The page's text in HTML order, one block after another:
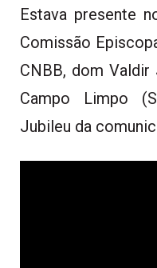
Estava presente
Comissão
CNBB, dom
Campo Limpo
Jubileu da